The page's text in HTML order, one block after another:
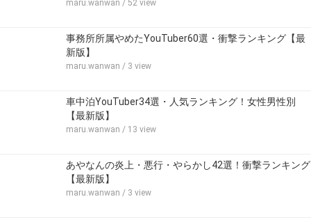
maru.wanwan / 52 view
事務所所属やめたYouTuber60選・衝撃ランキング【最
新版】
maru.wanwan / 3 view
車中泊YouTuber34選・人気ランキング！女性男性別
【最新版】
maru.wanwan / 13 view
あやなんの炎上・悪行・やらかし42選！衝撃ランキング
【最新版】
maru.wanwan / 3 view